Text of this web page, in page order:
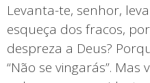
Levanta-te, senhor,
esqueça dos fracos,
despreza a Deus?
“Não se vingarás”. Mas